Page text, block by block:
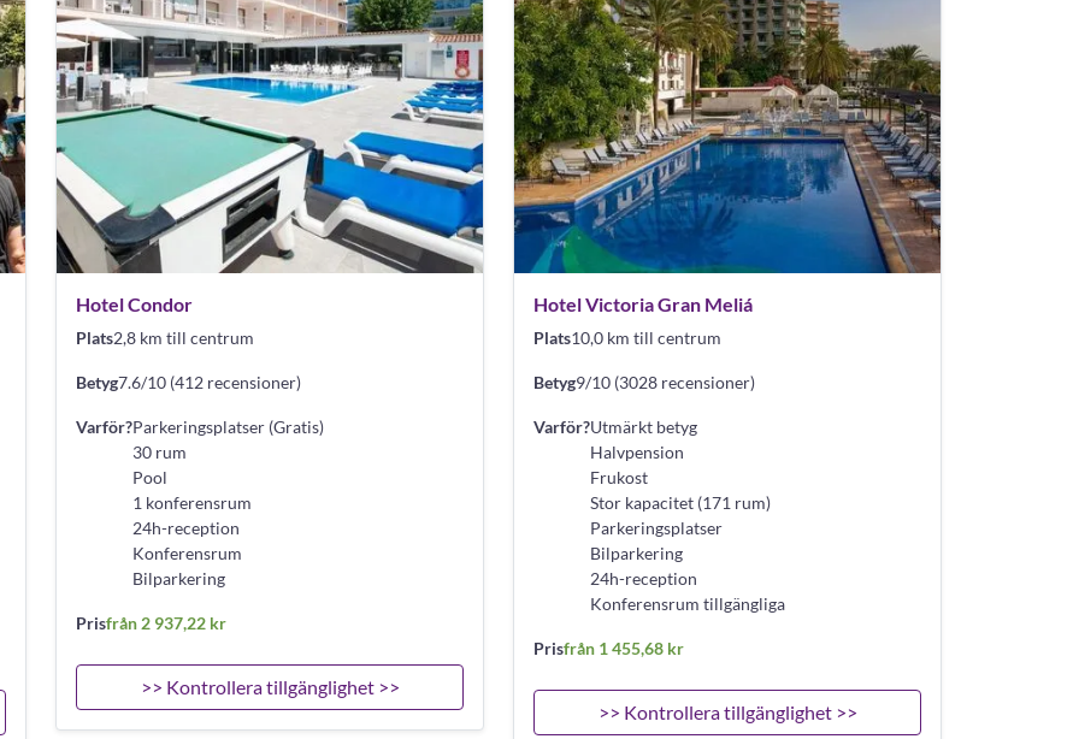
Hotel Condor
Plats2,8 km till centrum
Betyg7.6/10 (412 recensioner)
Varför?Parkeringsplatser (Gratis)
30 rum
Pool
1 konferensrum
24h-reception
Konferensrum
Bilparkering
Prisfrån 2 937,22 kr
>> Kontrollera tillgänglighet >>
Hotel Victoria Gran Meliá
Plats10,0 km till centrum
Betyg9/10 (3028 recensioner)
Varför?Utmärkt betyg
Halvpension
Frukost
Stor kapacitet (171 rum)
Parkeringsplatser
Bilparkering
24h-reception
Konferensrum tillgängliga
Prisfrån 1 455,68 kr
>> Kontrollera tillgänglighet >>